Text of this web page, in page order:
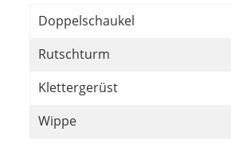
Doppelschaukel
Rutschturm
Klettergerüst
Wippe